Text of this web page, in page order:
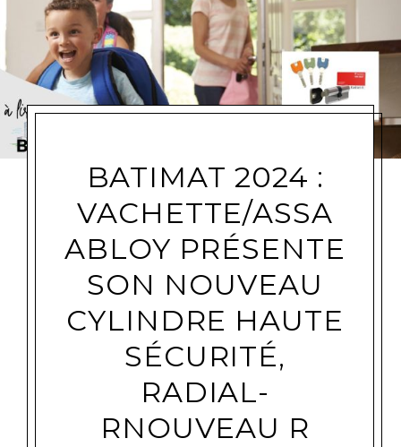
BATIMAT 2024 :
VACHETTE/ASSA
ABLOY PRÉSENTE
SON NOUVEAU
CYLINDRE HAUTE
SÉCURITÉ,
RADIAL-
RNOUVEAU R